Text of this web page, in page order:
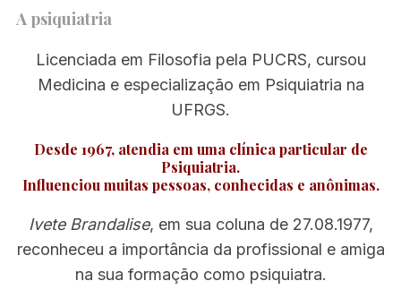
A psiquiatria
Licenciada em Filosofia pela PUCRS, cursou
Medicina e especialização em Psiquiatria na
UFRGS.
Desde 1967, atendia em uma clínica particular de
Psiquiatria.
Influenciou muitas pessoas, conhecidas e anônimas.
Ivete Brandalise, em sua coluna de 27.08.1977,
reconheceu a importância da profissional e amiga
na sua formação como psiquiatra.